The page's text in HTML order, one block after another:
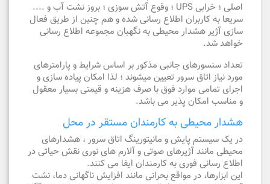
اصلی ؛ خرابی UPS ؛ وقوع آتش سوزی ؛ بروز نشت آب و ....
سریعا به کاربران اطلاع رسانی شده و هم چنین از طریق فعال
سازی آژیر هشدار محیطی به نگهبان مجموعه اطلاع رسانی
خواهد شد.
تعداد سنسورهای جانبی مذکور بر اساس شرایط و پارامترهای
مورد نیاز اتاق سرور تعیین میشوند ؛ لذا امکان پیاده سازی و
اجرای تمامی موارد فوق با صرف هزینه و قیمتی بسیار معقول
و مناسب امکان پذیر می باشد.
هشدار محیطی به کارمندان مستقر در محل
در یک سیستم پایش و مانیتورینگ اتاق سرور ، هشدارهای
محیطی مانند آژیرهای صوتی و آلارم های نوری نقش حیاتی در
اطلاع رسانی فوری به کارمندان ایفا می کنند.
این ابزارها، در مواقع بحرانی مانند افزایش ناگهانی دما، نشت